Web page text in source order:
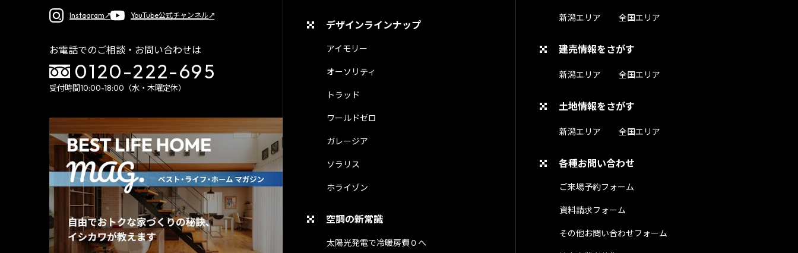
Instagram YouTube公式チャンネル
お電話でのご相談・お問い合わせは
0120-222-695
受付時間10:00-18:00（水・木曜定休）
デザインラインナップ
アイモリー
オーソリティ
トラッド
ワールドゼロ
ガレージア
ソラリス
ホライゾン
空調の新常識
太陽光発電で冷暖房費０へ
新潟エリア 全国エリア
建売情報をさがす
新潟エリア 全国エリア
土地情報をさがす
新潟エリア 全国エリア
各種お問い合わせ
ご来場予約フォーム
資料請求フォーム
その他お問い合わせフォーム